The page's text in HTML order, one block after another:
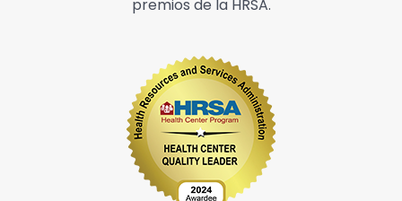
premios de la HRSA.